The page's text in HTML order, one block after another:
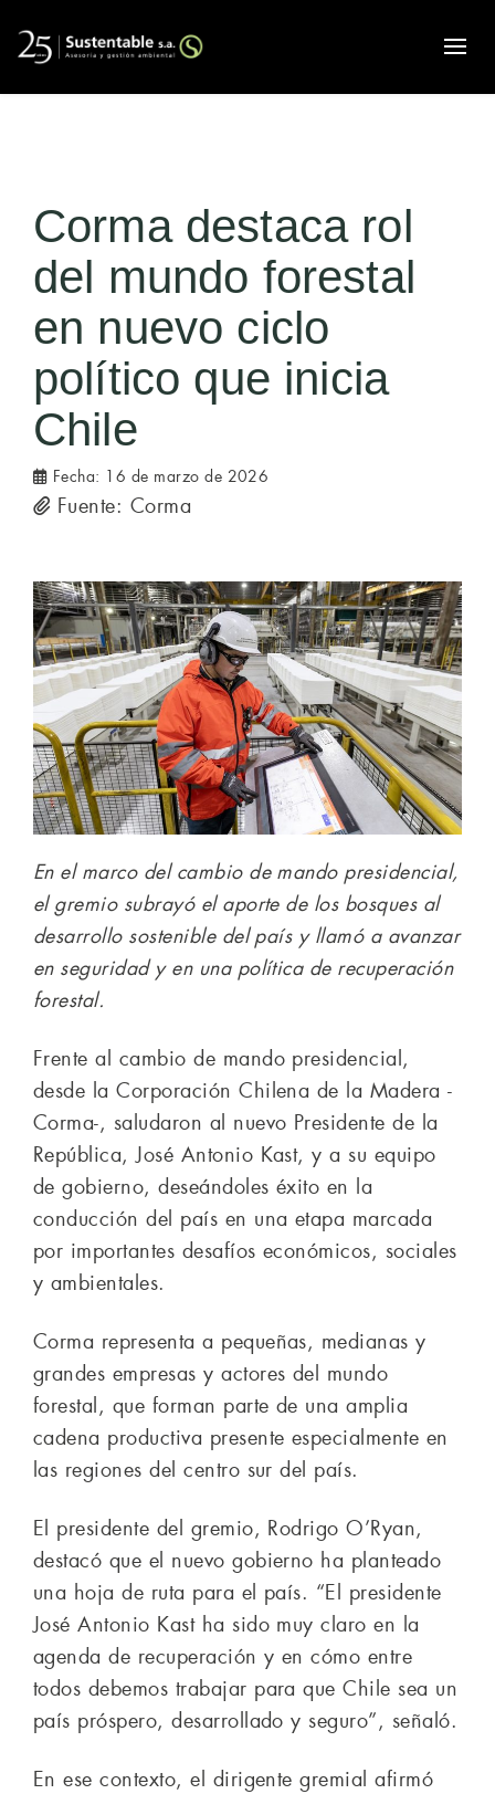
Corma destaca rol
del mundo forestal
en nuevo ciclo
político que inicia
Chile
Fecha: 16 de marzo de 2026
Fuente: Corma
En el marco del cambio de mando presidencial,
el gremio subrayó el aporte de los bosques al
desarrollo sostenible del país y llamó a avanzar
en seguridad y en una política de recuperación
forestal.
Frente al cambio de mando presidencial,
desde la Corporación Chilena de la Madera -
Corma-, saludaron al nuevo Presidente de la
República, José Antonio Kast, y a su equipo
de gobierno, deseándoles éxito en la
conducción del país en una etapa marcada
por importantes desafíos económicos, sociales
y ambientales.
Corma representa a pequeñas, medianas y
grandes empresas y actores del mundo
forestal, que forman parte de una amplia
cadena productiva presente especialmente en
las regiones del centro sur del país.
El presidente del gremio, Rodrigo O’Ryan,
destacó que el nuevo gobierno ha planteado
una hoja de ruta para el país. “El presidente
José Antonio Kast ha sido muy claro en la
agenda de recuperación y en cómo entre
todos debemos trabajar para que Chile sea un
país próspero, desarrollado y seguro”, señaló.
En ese contexto, el dirigente gremial afirmó